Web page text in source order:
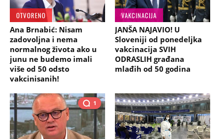
OTVORENO
Ana Brnabić: Nisam
zadovoljna i nema
normalnog života ako u
junu ne budemo imali
više od 50 odsto
vakcinisanih!
VAKCINACIJA
JANŠA NAJAVIO! U
Sloveniji od ponedeljka
vakcinacija SVIH
ODRASLIH građana
mlađih od 50 godina
1